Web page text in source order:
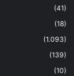
(41)
(18)
(1.093)
(139)
(10)